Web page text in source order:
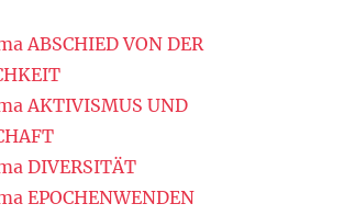
ABSCHIED VON DER
AKTIVISMUS UND
DIVERSITÄT
EPOCHENWENDEN